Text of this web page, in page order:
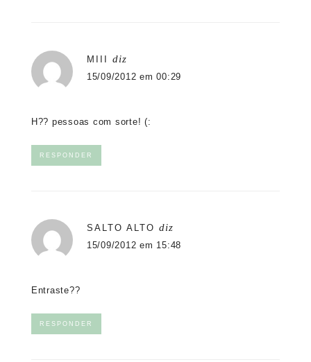
MIII diz
15/09/2012 em 00:29
H?? pessoas com sorte! (:
RESPONDER
SALTO ALTO diz
15/09/2012 em 15:48
Entraste??
RESPONDER